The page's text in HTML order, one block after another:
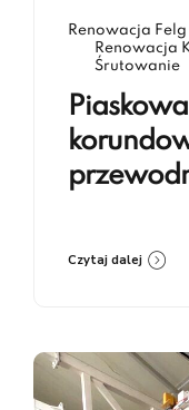
Renowacja Felg
Renowacja
Śrutowanie
Czytaj dalej